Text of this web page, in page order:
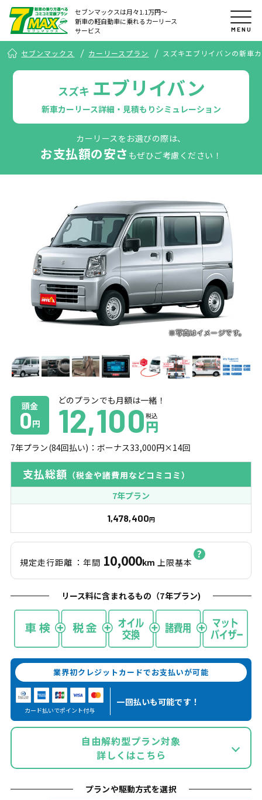
セブンマックスは月々1.1万円〜
新車の軽自動車に乗れるカーリース
サービス
MENU
セブンマックス カーリースプラン スズキエブリイバンの新車
スズキ エブリイバン
新車カーリース詳細・見積もりシミュレーション
カーリースをお選びの際は、
お支払額の安さ もぜひご考慮ください！
頭金
0円
どのプランでも月額は一緒！
12,100 税込
円
7年プラン(84回払い)：ボーナス33,000円×14回
支払総額 （税金や諸費用などコミコミ）
7年プラン
1,478,400円
規定走行距離 ：年間 10,000km 上限基本
リース料に含まれるもの（7年プラン)
業界初クレジットカードでお支払いが可能
カード払いでポイント付与
一回払いも可能です！
自由解約型プラン対象
詳しくはこちら
プランや駆動方式を選択